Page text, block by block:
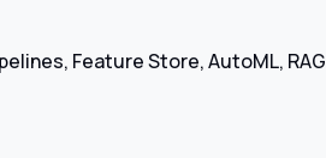
Feature Store, AutoML, RAG